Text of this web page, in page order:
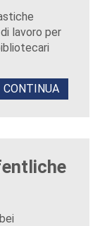
lavoro per
CONTINUA